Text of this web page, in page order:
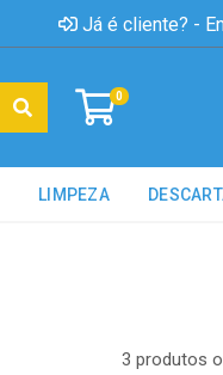
Já é cliente? -
0
LIMPEZA
3 produtos